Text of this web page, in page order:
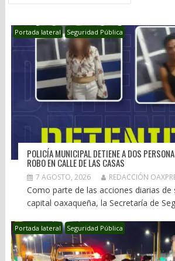
Portada lateral Seguridad Pública
POLICÍA MUNICIPAL DETIENE A DOS
ROBO EN CALLE DE LAS CASAS
7 AGOSTO, 2026 REDACCIÓN
Como parte de las acciones diarias de
capital oaxaqueña, la Secretaría de
Portada lateral Seguridad Pública